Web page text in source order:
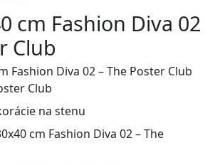
cm Fashion Diva 02
Club
Club
na stenu
cm Fashion Diva 02 – The